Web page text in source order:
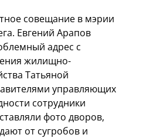
совещание в мэрии
Евгений Арапов
адрес с
жилищно-
Татьяной
управляющих
сотрудники
фото дворов,
от сугробов и